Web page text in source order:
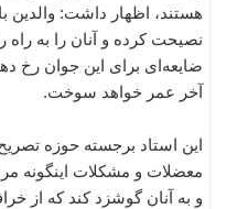
هستند، اظهار داشت: والدین
نصیحت کرده و آنان را به راه
ضایعه‌ای برای این جوان رخ
آخر عمر خواهد سوخت.
این استاد برجسته حوزه
معضلات و مشکلات اینگونه
و به آنان گوشزد کند که از